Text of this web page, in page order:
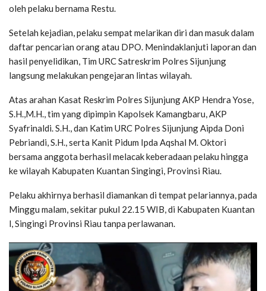
oleh pelaku bernama Restu.
Setelah kejadian, pelaku sempat melarikan diri dan masuk dalam
daftar pencarian orang atau DPO. Menindaklanjuti laporan dan
hasil penyelidikan, Tim URC Satreskrim Polres Sijunjung
langsung melakukan pengejaran lintas wilayah.
Atas arahan Kasat Reskrim Polres Sijunjung AKP Hendra Yose,
S.H.,M.H., tim yang dipimpin Kapolsek Kamangbaru, AKP
Syafrinaldi. S.H., dan Katim URC Polres Sijunjung Aipda Doni
Pebriandi, S.H., serta Kanit Pidum Ipda Aqshal M. Oktori
bersama anggota berhasil melacak keberadaan pelaku hingga
ke wilayah Kabupaten Kuantan Singingi, Provinsi Riau.
Pelaku akhirnya berhasil diamankan di tempat pelariannya, pada
Minggu malam, sekitar pukul 22.15 WIB, di Kabupaten Kuantan
l, Singingi Provinsi Riau tanpa perlawanan.